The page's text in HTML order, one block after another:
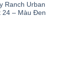
Ranch Urban
24 – Màu Đen